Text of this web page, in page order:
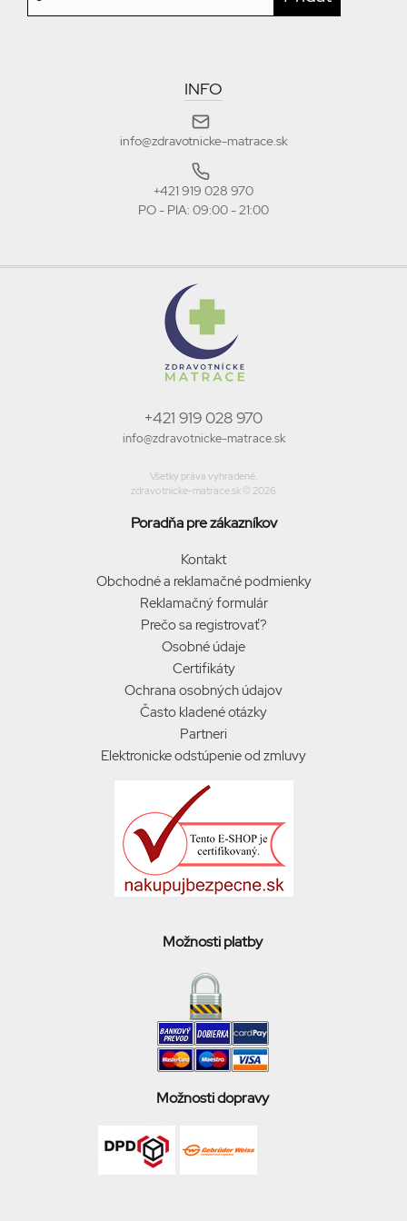
INFO
info@zdravotnicke-matrace.sk
+421 919 028 970
PO - PIA: 09:00 - 21:00
+421 919 028 970
info@zdravotnicke-matrace.sk
Všetky práva vyhradené.
zdravotnicke-matrace.sk © 2026
Poradňa pre zákazníkov
Kontakt
Obchodné a reklamačné podmienky
Reklamačný formulár
Prečo sa registrovať?
Osobné údaje
Certifikáty
Ochrana osobných údajov
Často kladené otázky
Partneri
Elektronicke odstúpenie od zmluvy
Možnosti platby
Možnosti dopravy